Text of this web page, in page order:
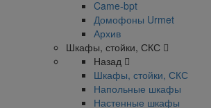
Came-bpt
Домофоны Urmet
Архив
Шкафы, стойки, СКС
Назад
Шкафы, стойки, СКС
Напольные шкафы
Настенные шкафы